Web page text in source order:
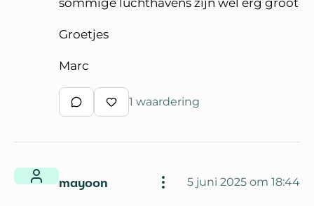
sommige luchthavens zijn wel erg groot
Groetjes
Marc
Schrijf een reactie
Waardeer reactie
1 waardering
mayoon 5 juni 2025 om 18:44